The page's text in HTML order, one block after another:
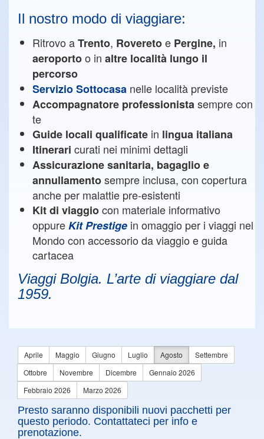
Il nostro modo di viaggiare:
Ritrovo aTrento, Roveretoe Pergine, in
aeroportoo in altre località lungo il
percorso
Servizio Sottocasa nelle località previste
Accompagnatore professionistasempre con
te
Guide locali qualificate in lingua italiana
Itinerari curati nei minimi dettagli
Assicurazione sanitaria, bagaglio e
annullamentosempre inclusa, con copertura
anche per malattie pre-esistenti
Kit di viaggiocon materiale informativo
oppureKit Prestige in omaggio per i viaggi nel
Mondo con accessorio da viaggio e guida
cartacea
Viaggi Bolgia. L’arte di viaggiare dal
1959.
Aprile Maggio Giugno Luglio Agosto
Settembre
Ottobre
Novembre Dicembre
Gennaio 2026
Febbraio 2026
Marzo 2026
Presto saranno disponibili nuovi pacchetti per
questo periodo. Contattateci per info e
prenotazione.